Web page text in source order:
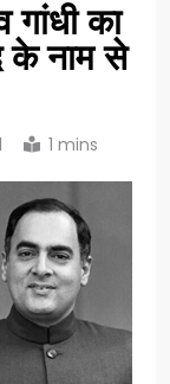
गांधी का
के नाम से
1 mins